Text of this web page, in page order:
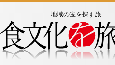
地域の宝を探す旅